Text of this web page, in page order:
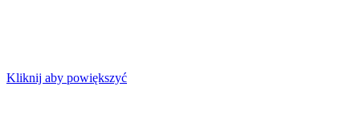
Kliknij aby powiększyć